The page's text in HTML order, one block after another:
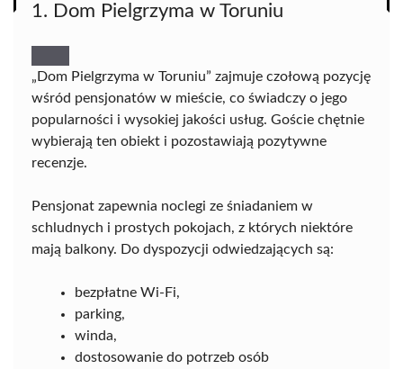
1. Dom Pielgrzyma w Toruniu
„Dom Pielgrzyma w Toruniu” zajmuje czołową pozycję
wśród pensjonatów w mieście, co świadczy o jego
popularności i wysokiej jakości usług. Goście chętnie
wybierają ten obiekt i pozostawiają pozytywne
recenzje.
Pensjonat zapewnia noclegi ze śniadaniem w
schludnych i prostych pokojach, z których niektóre
mają balkony. Do dyspozycji odwiedzających są:
bezpłatne Wi-Fi,
parking,
winda,
dostosowanie do potrzeb osób